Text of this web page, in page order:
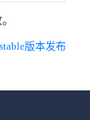
版本发布